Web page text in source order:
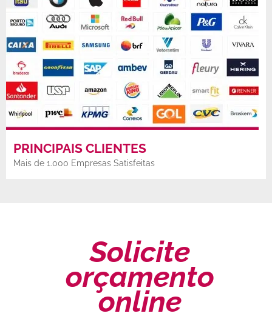
PRINCIPAIS CLIENTES
Mais de 1.000 Empresas Satisfeitas
Solicite
orçamento
online